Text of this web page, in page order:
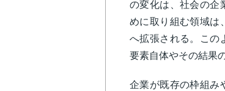
の変化は、社会の企
めに取り組む領域は
へ拡張される。この
要素自体やその結果
企業が既存の枠組み